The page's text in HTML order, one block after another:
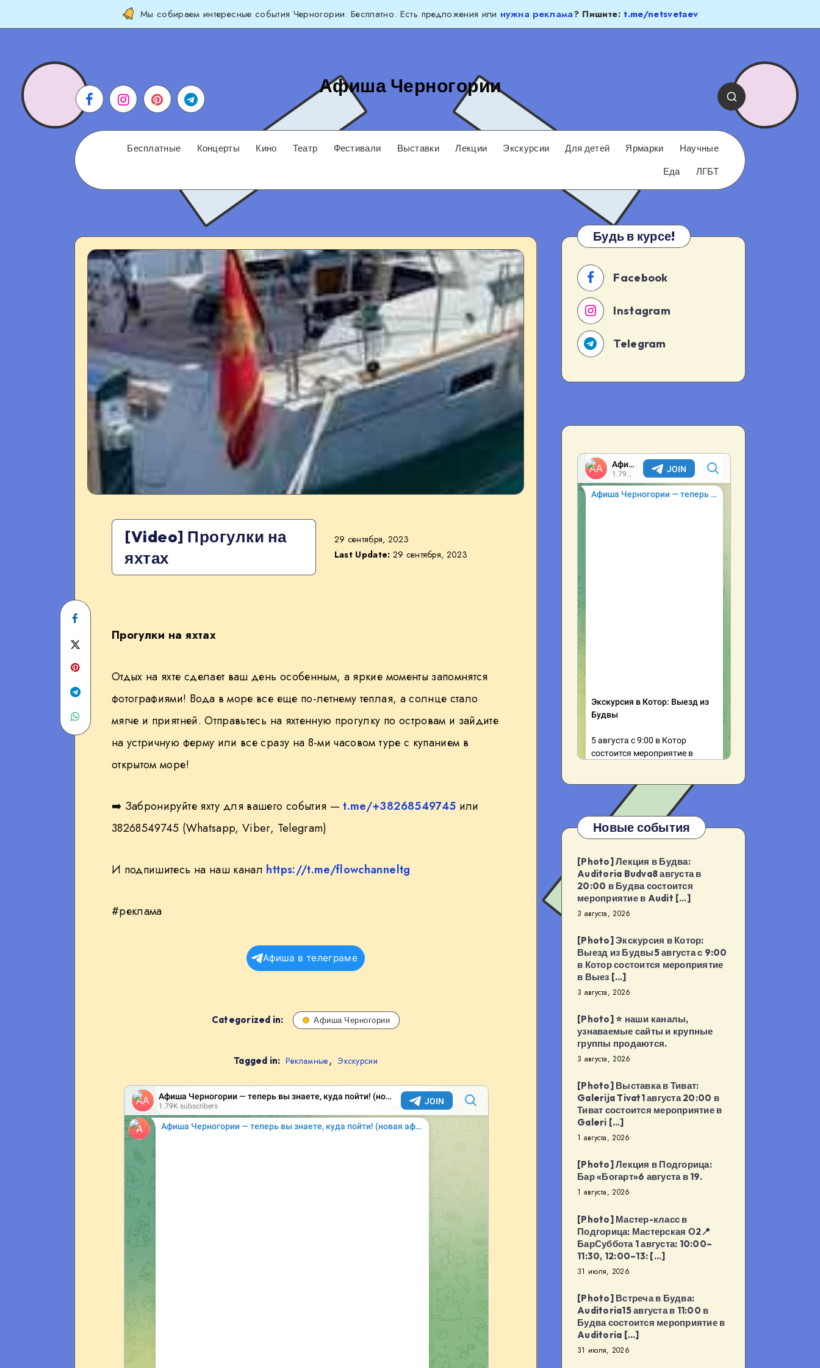
Мы собираем интересные события Черногории. Бесплатно. Есть предложения или нужна реклама? Пишите:t.me/netsvetaev
Афиша Черногории
Бесплатные Концерты Кино Театр Фестивали Выставки Лекции Экскурсии Для детей Ярмарки
Научные
Еда
ЛГБТ
[Video] Прогулки на
яхтах
29 сентября, 2023
Last Update: 29 сентября, 2023
Share
on
Facebook
Twitter
Share
Telegram
Share
WhatsApp
Прогулки на яхтах
Отдых на яхте сделает ваш день особенным, а яркие моменты запомнятся
фотографиями! Вода в море все еще по-летнему теплая, а солнце стало
мягче и приятней. Отправьтесь на яхтенную прогулку по островам и зайдите
на устричную ферму или все сразу на 8-ми часовом туре с купанием в
открытом море!
➡️ Забронируйте яхту для вашего события —t.me/+38268549745 или
38268549745 (Whatsapp, Viber, Telegram)
И подпишитесь на наш канал https://t.me/flowchanneltg
#реклама
Афиша в телеграме
Categorized in: Афиша Черногории
Tagged in: Рекламные, Экскурсии
Будь в курсе!
Facebook
Instagram
Telegram
Новые события
[Photo] Лекция в Будва:
Auditoria Budva8 августа в
20:00 в Будва состоится
мероприятие в Audit […]
3 августа, 2026
[Photo] Экскурсия в Котор:
Выезд из Будвы5 августа с 9:00
в Котор состоится мероприятие
в Выез […]
3 августа, 2026
[Photo] ⭐️ наши каналы,
узнаваемые сайты и крупные
группы продаются.
3 августа, 2026
[Photo] Выставка в Тиват:
Galerija Tivat1 августа 20:00 в
Тиват состоится мероприятие в
Galeri […]
1 августа, 2026
[Photo] Лекция в Подгорица:
Бар «Богарт»6 августа в 19.
1 августа, 2026
[Photo] Мастер-класс в
Подгорица: Мастерская О2📍
БарСуббота 1 августа: 10:00–
11:30, 12:00–13: […]
31 июля, 2026
[Photo] Встреча в Будва:
Auditoria15 августа в 11:00 в
Будва состоится мероприятие в
Auditoria […]
31 июля, 2026